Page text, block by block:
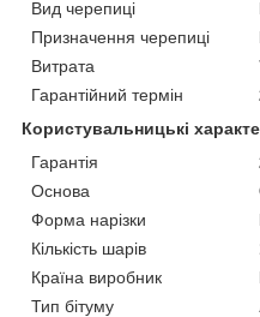
Вид черепиці
Призначення черепиці
Витрата
Гарантійний термін
Користувальницькі
Гарантія
Основа
Форма нарізки
Кількість шарів
Країна виробник
Тип бітуму